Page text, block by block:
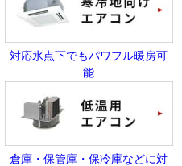
対応氷点下でもパワフル暖房可
能
倉庫・保管庫・保冷庫などに対